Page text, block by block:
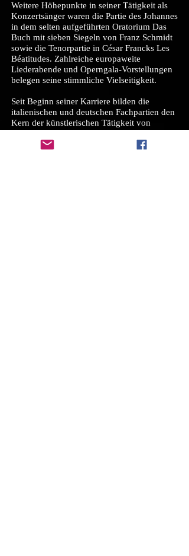
Weitere Höhepunkte in seiner Tätigkeit als
Konzertsänger waren die Partie des Johannes
in dem selten aufgeführten Oratorium Das
Buch mit sieben Siegeln von Franz Schmidt
sowie die Tenorpartie in César Francks Les
Béatitudes. Zahlreiche europaweite
Liederabende und Operngala-Vorstellungen
belegen seine stimmliche Vielseitigkeit.
Seit Beginn seiner Karriere bilden die
italienischen und deutschen Fachpartien den
Kern der künstlerischen Tätigkeit von
er sich auf spezielle Charakterpartien wie zum